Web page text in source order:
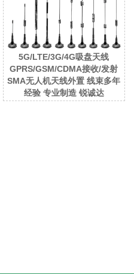
5G/LTE/3G/4G吸盘天线
GPRS/GSM/CDMA接收/发射
SMA无人机天线外置 线束多年
经验 专业制造 锐诚达